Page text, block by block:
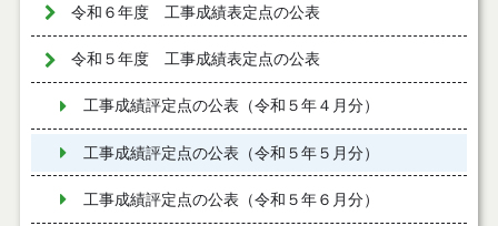
令和６年度 工事成績表定点の公表
令和５年度 工事成績表定点の公表
工事成績評定点の公表（令和５年４月分）
工事成績評定点の公表（令和５年５月分）
工事成績評定点の公表（令和５年６月分）